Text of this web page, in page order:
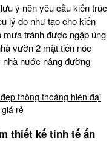
ý nên yêu cầu kiến trúc
lý do như tạo cho kiến
tránh được ngập úng
vườn 2 mặt tiền nóc
nhà nước nâng đường
thiết kế tinh tế ấn